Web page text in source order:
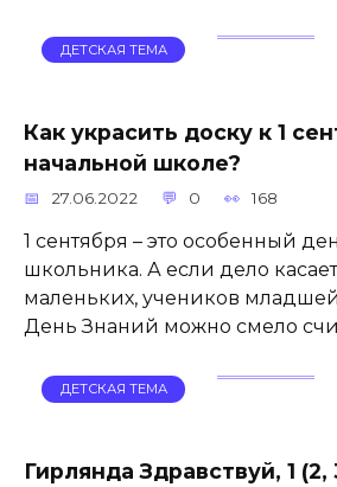
ДЕТСКАЯ ТЕМА
Как украсить доску к 1
начальной школе?
27.06.2022 0 168
1 сентября – это особенный
школьника. А если дело
маленьких, учеников
День Знаний можно смело
ДЕТСКАЯ ТЕМА
Гирлянда Здравствуй, 1 (2,